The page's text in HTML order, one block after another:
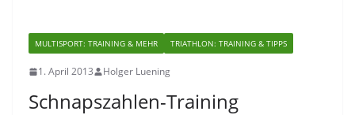
MULTISPORT: TRAINING & MEHR TRIATHLON: TRAINING & TIPPS
1. April 2013 Holger Luening
Schnapszahlen-Training